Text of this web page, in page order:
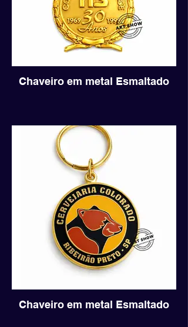
Chaveiro em metal Esmaltado
Chaveiro em metal Esmaltado